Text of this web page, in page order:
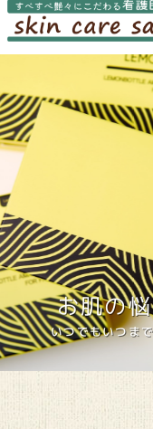
お肌の
いつでもいつま